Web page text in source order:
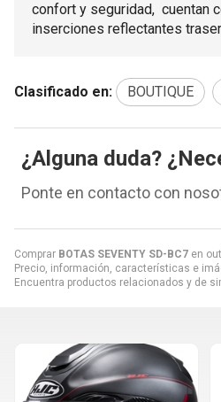
Comprar BOTAS SEVENTY SD-BC7 en
Precio, información, características e
Encuentra productos relacionados y de
confort y seguridad, cuentan
inserciones reflectantes
Clasificado en: BOUTIQUE
¿Alguna duda?
Ponte en contacto con